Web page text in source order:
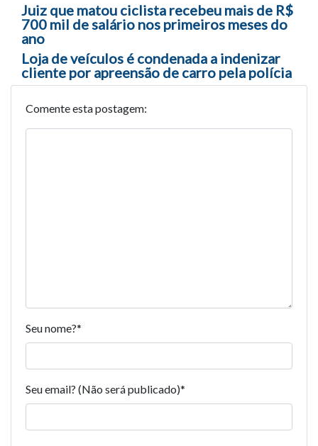
Navegação entre posts
Juiz que matou ciclista recebeu mais de R$
700 mil de salário nos primeiros meses do
ano
Loja de veículos é condenada a indenizar
cliente por apreensão de carro pela polícia
Comente esta postagem:
Seu nome?*
Seu email? (Não será publicado)*